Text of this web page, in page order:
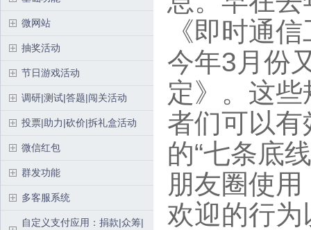
微网站
抽奖活动
节日游戏活动
调研|测试|答题|闯关活动
投票|助力|砍价|拆礼盒活动
微信红包
群发功能
多客服系统
自定义支付应用：捐款|众筹|
《即时通
今年3月份
定》。这
者们可以有
的“七条底
朋友圈使
欢迎的行